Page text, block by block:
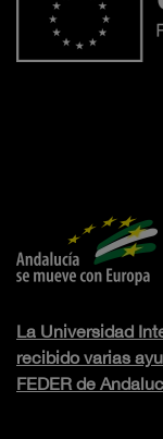
La Universidad
recibido varias
FEDER de